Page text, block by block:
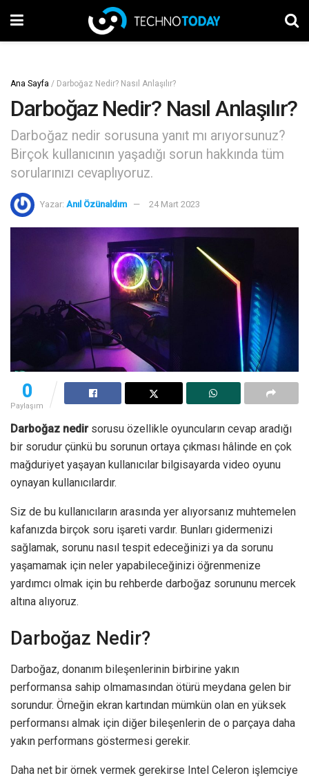
Ana Sayfa / Darboğaz Nedir? Nasıl Anlaşılır?
Darboğaz Nedir? Nasıl Anlaşılır?
Darboğaz nedir sorusuna yanıt mı arıyorsunuz?
Birçok kullanıcının yaşadığı sorun hakkında tüm
sorularınızı cevaplıyoruz.
Yazar: Anıl Özünaldım 24 Mart 2023
0
Paylaşım
Darboğaz nedirsorusu özellikle oyuncuların cevap aradığı
bir sorudur çünkü bu sorunun ortaya çıkması hâlinde en çok
mağduriyet yaşayan kullanıcılar bilgisayarda video oyunu
oynayan kullanıcılardır.
Siz de bu kullanıcıların arasında yer alıyorsanız muhtemelen
kafanızda birçok soru işareti vardır. Bunları gidermenizi
sağlamak, sorunu nasıl tespit edeceğinizi ya da sorunu
yaşamamak için neler yapabileceğinizi öğrenmenize
yardımcı olmak için bu rehberde darboğaz sorununu mercek
altına alıyoruz.
Darboğaz Nedir?
Darboğaz, donanım bileşenlerinin birbirine yakın
performansa sahip olmamasından ötürü meydana gelen bir
sorundur. Örneğin ekran kartından mümkün olan en yüksek
performansı almak için diğer bileşenlerin de o parçaya daha
yakın performans göstermesi gerekir.
Daha net bir örnek vermek gerekirse Intel Celeron işlemciye